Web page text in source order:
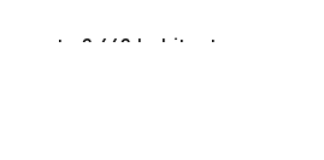
2 662 habitants, avec une